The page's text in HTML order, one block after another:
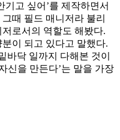
기고 싶어’를 제작하면서
때 필드 매니저라 불리
로서의 역할도 해봤다.
이 되고 있다고 말했다.
바닥 일까지 다해본 것이
신을 만든다’는 말을 가장